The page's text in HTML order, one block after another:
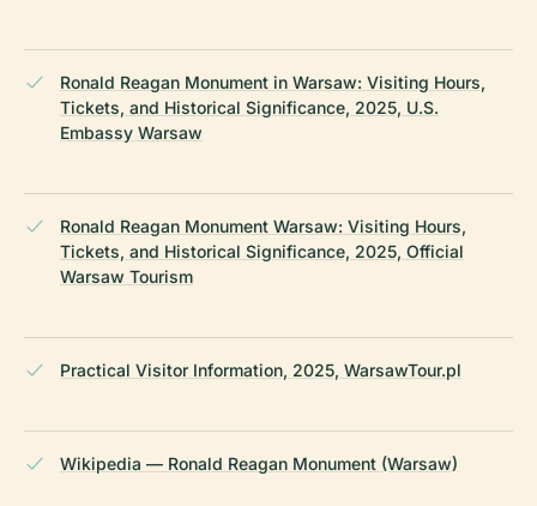
Ronald Reagan Monument in Warsaw: Visiting Hours,
Tickets, and Historical Significance, 2025, U.S.
Embassy Warsaw
Ronald Reagan Monument Warsaw: Visiting Hours,
Tickets, and Historical Significance, 2025, Official
Warsaw Tourism
Practical Visitor Information, 2025, WarsawTour.pl
Wikipedia — Ronald Reagan Monument (Warsaw)